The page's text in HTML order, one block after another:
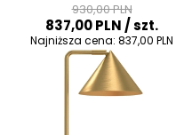
930,00 PLN
837,00 PLN/ szt.
Najniższa cena: 837,00 PLN